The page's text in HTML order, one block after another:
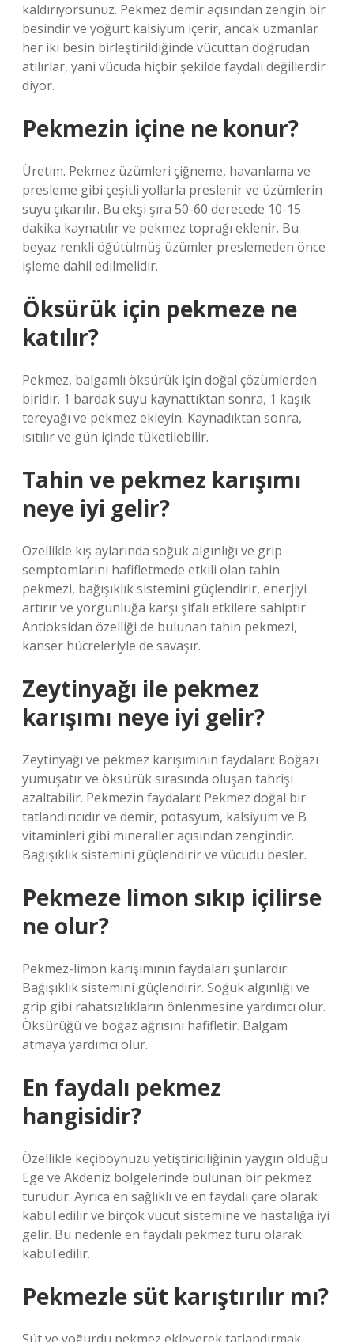
kaldırıyorsunuz. Pekmez demir açısından zengin bir
besindir ve yoğurt kalsiyum içerir, ancak uzmanlar
her iki besin birleştirildiğinde vücuttan doğrudan
atılırlar, yani vücuda hiçbir şekilde faydalı değillerdir
diyor.
Pekmezin içine ne konur?
Üretim. Pekmez üzümleri çiğneme, havanlama ve
presleme gibi çeşitli yollarla preslenir ve üzümlerin
suyu çıkarılır. Bu ekşi şıra 50-60 derecede 10-15
dakika kaynatılır ve pekmez toprağı eklenir. Bu
beyaz renkli öğütülmüş üzümler preslemeden önce
işleme dahil edilmelidir.
Öksürük için pekmeze ne
katılır?
Pekmez, balgamlı öksürük için doğal çözümlerden
biridir. 1 bardak suyu kaynattıktan sonra, 1 kaşık
tereyağı ve pekmez ekleyin. Kaynadıktan sonra,
ısıtılır ve gün içinde tüketilebilir.
Tahin ve pekmez karışımı
neye iyi gelir?
Özellikle kış aylarında soğuk algınlığı ve grip
semptomlarını hafifletmede etkili olan tahin
pekmezi, bağışıklık sistemini güçlendirir, enerjiyi
artırır ve yorgunluğa karşı şifalı etkilere sahiptir.
Antioksidan özelliği de bulunan tahin pekmezi,
kanser hücreleriyle de savaşır.
Zeytinyağı ile pekmez
karışımı neye iyi gelir?
Zeytinyağı ve pekmez karışımının faydaları: Boğazı
yumuşatır ve öksürük sırasında oluşan tahrişi
azaltabilir. Pekmezin faydaları: Pekmez doğal bir
tatlandırıcıdır ve demir, potasyum, kalsiyum ve B
vitaminleri gibi mineraller açısından zengindir.
Bağışıklık sistemini güçlendirir ve vücudu besler.
Pekmeze limon sıkıp içilirse
ne olur?
Pekmez-limon karışımının faydaları şunlardır:
Bağışıklık sistemini güçlendirir. Soğuk algınlığı ve
grip gibi rahatsızlıkların önlenmesine yardımcı olur.
Öksürüğü ve boğaz ağrısını hafifletir. Balgam
atmaya yardımcı olur.
En faydalı pekmez
hangisidir?
Özellikle keçiboynuzu yetiştiriciliğinin yaygın olduğu
Ege ve Akdeniz bölgelerinde bulunan bir pekmez
türüdür. Ayrıca en sağlıklı ve en faydalı çare olarak
kabul edilir ve birçok vücut sistemine ve hastalığa iyi
gelir. Bu nedenle en faydalı pekmez türü olarak
kabul edilir.
Pekmezle süt karıştırılır mı?